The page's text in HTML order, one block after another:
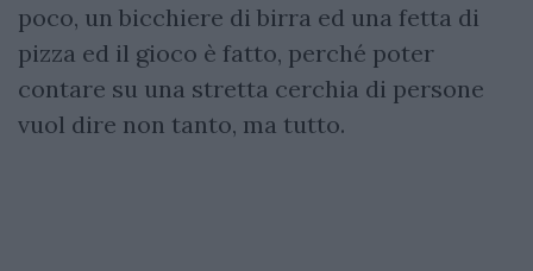
poco, un bicchiere di birra ed una fetta di
pizza ed il gioco è fatto, perché poter
contare su una stretta cerchia di persone
vuol dire non tanto, ma tutto.